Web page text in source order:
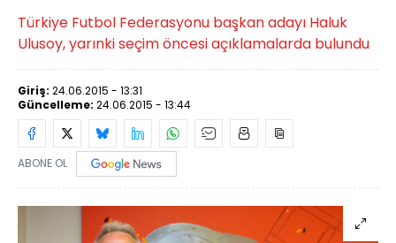
Türkiye Futbol Federasyonu başkan adayı Haluk
Ulusoy, yarınki seçim öncesi açıklamalarda bulundu
Giriş: 24.06.2015 - 13:31
Güncelleme: 24.06.2015 - 13:44
ABONE OL